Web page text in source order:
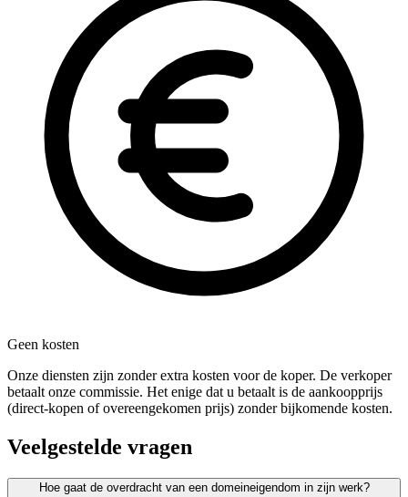
Geen kosten
Onze diensten zijn zonder extra kosten voor de koper. De verkoper
betaalt onze commissie. Het enige dat u betaalt is de aankoopprijs
(direct-kopen of overeengekomen prijs) zonder bijkomende kosten.
Veelgestelde vragen
Hoe gaat de overdracht van een domeineigendom in zijn werk?